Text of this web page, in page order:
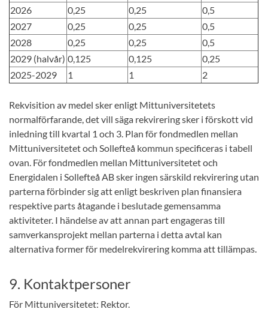
2026
0,25 0,25
0,5
2027
0,25 0,25
0,5
2028
0,25 0,25
0,5
2029 (halvår) 0,125 0,125
0,25
2025-2029
1 1 2
Rekvisition av medel sker enligt Mittuniversitetets
normalförfarande, det vill säga rekvirering sker i förskott vid
inledning till kvartal 1 och 3. Plan för fondmedlen mellan
Mittuniversitetet och Sollefteå kommun specificeras i tabell
ovan. För fondmedlen mellan Mittuniversitetet och
Energidalen i Sollefteå AB sker ingen särskild rekvirering utan
parterna förbinder sig att enligt beskriven plan finansiera
respektive parts åtagande i beslutade gemensamma
aktiviteter. I händelse av att annan part engageras till
samverkansprojekt mellan parterna i detta avtal kan
alternativa former för medelrekvirering komma att tillämpas.
9. Kontaktpersoner
För Mittuniversitetet: Rektor.